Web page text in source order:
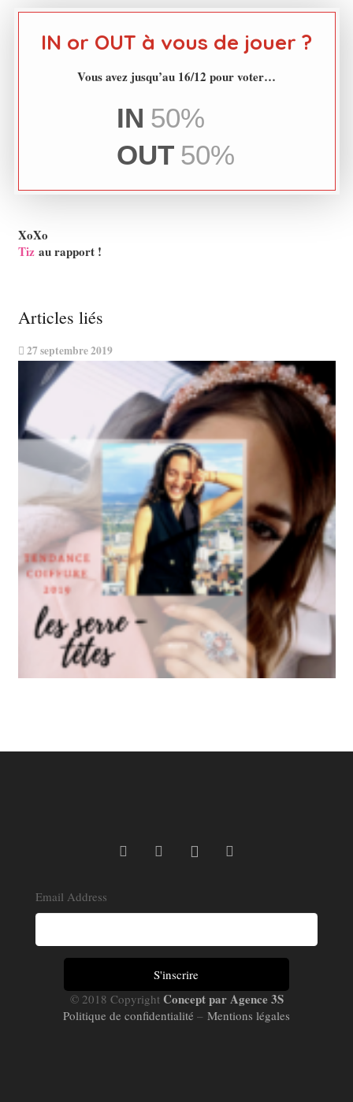
IN or OUT à vous de jouer ?
Vous avez jusqu’au 16/12 pour voter…
IN 50%
OUT 50%
XoXo
Tizau rapport !
Articles liés
27 septembre 2019
Email Address
© 2018 Copyright Concept par Agence 3S
Politique de confidentialité – Mentions légales